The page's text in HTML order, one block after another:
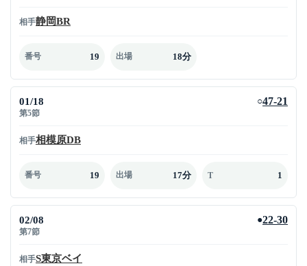
相手静岡BR
番号 19 出場 18分
01/18
第5節
○47-21
相手相模原DB
番号 19 出場 17分 T 1
02/08
第7節
●22-30
相手S東京ベイ